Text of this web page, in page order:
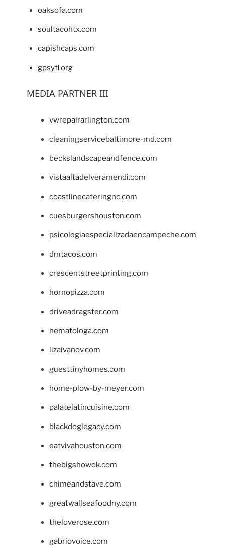
oaksofa.com
soultacohtx.com
capishcaps.com
gpsyfl.org
MEDIA PARTNER III
vwrepairarlington.com
cleaningservicebaltimore-md.com
beckslandscapeandfence.com
vistaaltadelveramendi.com
coastlinecateringnc.com
cuesburgershouston.com
psicologiaespecializadaencampeche.com
dmtacos.com
crescentstreetprinting.com
hornopizza.com
driveadragster.com
hematologa.com
lizaivanov.com
guesttinyhomes.com
home-plow-by-meyer.com
palatelatincuisine.com
blackdoglegacy.com
eatvivahouston.com
thebigshowok.com
chimeandstave.com
greatwallseafoodny.com
theloverose.com
gabriovoice.com